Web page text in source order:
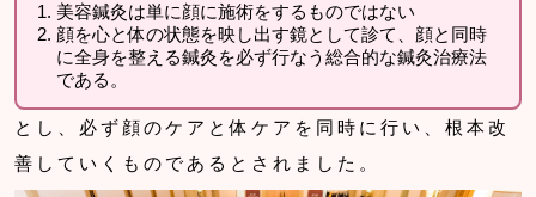
美容鍼灸は単に顔に施術をするものではない
顔を心と体の状態を映し出す鏡として診て、顔と同時
に全身を整える鍼灸を必ず行なう総合的な鍼灸治療法
である。
とし、必ず顔のケアと体ケアを同時に行い、根本改
善していくものであるとされました。